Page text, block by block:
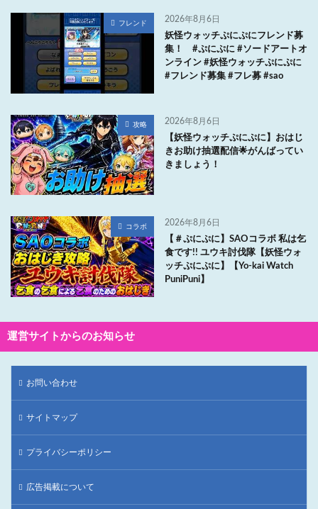
フレンド 2026年8月6日
妖怪ウォッチぷにぷにフレンド募
集！ #ぷにぷに #ソードアートオ
ンライン #妖怪ウォッチぷにぷに
#フレンド募集 #フレ募 #sao
攻略 2026年8月6日
【妖怪ウォッチぷにぷに】おはじ
きお助け抽選配信🌟がんばってい
きましょう！
コラボ 2026年8月6日
【＃ぷにぷに】SAOコラボ 私は乞
食です!! ユウキ討伐隊【妖怪ウォ
ッチぷにぷに】【Yo-kai Watch
PuniPuni】
運営サイトからのお知らせ
お問い合わせ
サイトマップ
プライバシーポリシー
広告掲載について